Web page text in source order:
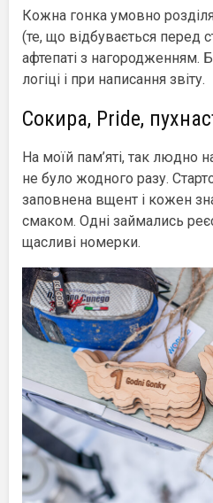
Кожна гонка умовно
(те, що відбувається перед
афтепаті з нагородженням.
логіці і при написання звіту.
Сокира, Pride,
На моїй пам’яті, так людно
не було жодного разу.
заповнена вщент і кожен
смаком. Одні займались
щасливі номерки.